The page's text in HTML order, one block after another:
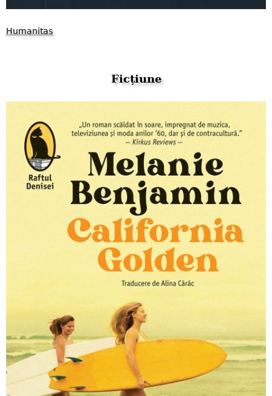
Humanitas
Ficțiune